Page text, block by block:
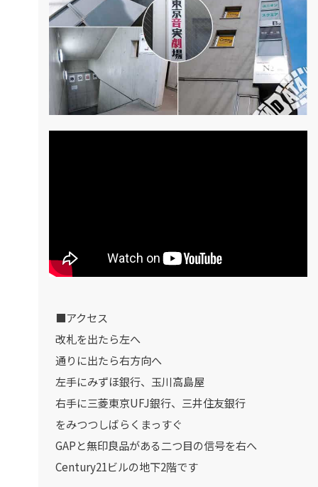
■アクセス
改札を出たら左へ
通りに出たら右方向へ
左手にみずほ銀行、玉川高島屋
右手に三菱東京UFJ銀行、三井住友銀行
をみつつしばらくまっすぐ
GAPと無印良品がある二つ目の信号を右へ
Century21ビルの地下2階です